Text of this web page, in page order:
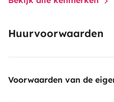
care of the rest!Allegra
Huurvoorwaarden
Voorwaarden van de